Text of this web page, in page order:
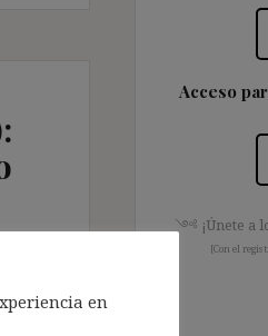
Acceso
༺ ¡Únete a
[Con el
en